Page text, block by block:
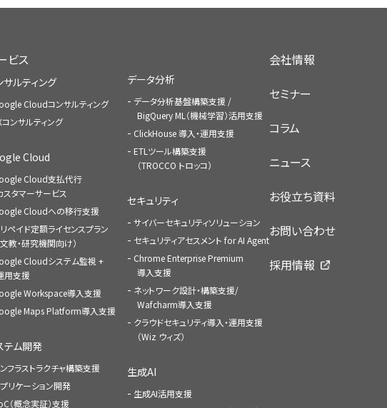
ビス
サルティング
Cloudコンサルティング
コンサルティング
Cloud
Cloud支払代行
スタマーサービス
Cloudへの移行支援
ペイド定額ライセンスプラン
文教・研究機関向け）
Cloudシステム監視 +
用支援
Workspace導入支援
Maps Platform導入支援
テム開発
フラストラクチャ構築支援
リケーション開発
（概念実証）支援
データ分析
データ分析基盤構築支援 /
BigQuery ML（機械学習）活用支援
ClickHouse 導入・運用支援
ETLツール構築支援
（TROCCO トロッコ）
セキュリティ
サイバーセキュリティソリューション
セキュリティアセスメント for AI Agent
Chrome Enterprise Premium
導入支援
ネットワーク設計・構築支援/
Wafcharm導入支援
クラウドセキュリティ導入・運用支援
（Wiz ウィズ）
生成AI
生成AI活用支援
会社情報
セミナー
コラム
ニュース
お役立ち資料
お問い合わせ
採用情報